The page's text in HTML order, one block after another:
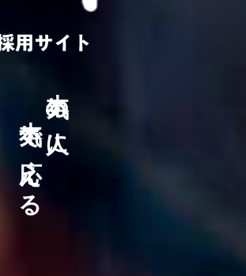
本気の人に
​​​​​​​ 本気で応える